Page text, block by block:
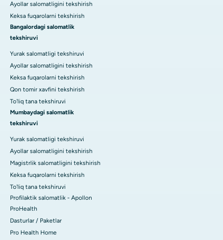
Ayollar salomatligini tekshirish
Keksa fuqarolarni tekshirish
Bangalordagi salomatlik
tekshiruvi
Yurak salomatligi tekshiruvi
Ayollar salomatligini tekshirish
Keksa fuqarolarni tekshirish
Qon tomir xavfini tekshirish
To'liq tana tekshiruvi
Mumbaydagi salomatlik
tekshiruvi
Yurak salomatligi tekshiruvi
Ayollar salomatligini tekshirish
Magistrlik salomatligini tekshirish
Keksa fuqarolarni tekshirish
To'liq tana tekshiruvi
Profilaktik salomatlik - Apollon
ProHealth
Dasturlar / Paketlar
Pro Health Home